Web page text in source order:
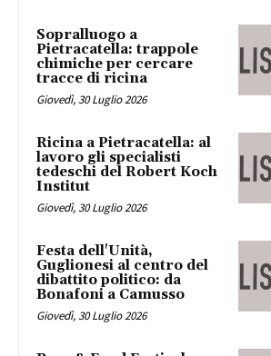
Sopralluogo a
Pietracatella: trappole
chimiche per cercare
tracce di ricina
Giovedì, 30 Luglio 2026
Ricina a Pietracatella: al
lavoro gli specialisti
tedeschi del Robert Koch
Institut
Giovedì, 30 Luglio 2026
Festa dell'Unità,
Guglionesi al centro del
dibattito politico: da
Bonafoni a Camusso
Giovedì, 30 Luglio 2026